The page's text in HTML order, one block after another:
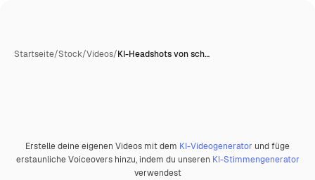
Startseite/Stock/Videos/KI-Headshots von sch…
Erstelle deine eigenen Videos mit dem KI-Videogenerator und füge
erstaunliche Voiceovers hinzu, indem du unseren KI-Stimmengenerator
verwendest